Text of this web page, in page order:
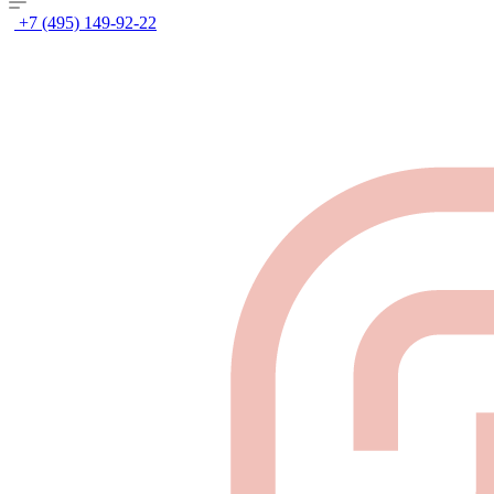
+7 (495) 149-92-22